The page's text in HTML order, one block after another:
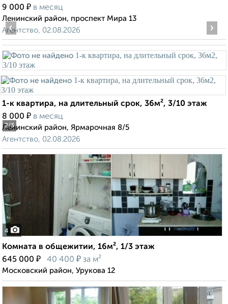
9 000 ₽ в месяц
Ленинский район, проспект Мира 13
Агентство, 02.08.2026
2/3
‹ ›
1-к квартира, на длительный срок, 36м², 3/10 этаж
8 000 ₽ в месяц
Ленинский район, Ярмарочная 8/5
Агентство, 02.08.2026
4
Комната в общежитии, 16м², 1/3 этаж
645 000 ₽ 40 400 ₽ за м²
Московский район, Урукова 12